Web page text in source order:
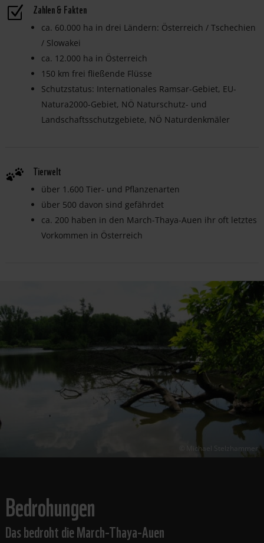
Z Zahlen & Fakten
ca. 60.000 ha in drei Ländern: Österreich / Tschechien
/ Slowakei
ca. 12.000 ha in Österreich
150 km frei fließende Flüsse
Schutzstatus: Internationales Ramsar-Gebiet, EU-
Natura2000-Gebiet, NÖ Naturschutz- und
Landschaftsschutzgebiete, NÖ Naturdenkmäler
Tierwelt
über 1.600 Tier- und Pflanzenarten
über 500 davon sind gefährdet
ca. 200 haben in den March-Thaya-Auen ihr oft letztes
Vorkommen in Österreich
Michael Stelzhammer
Bedrohungen
Das bedroht die March-Thaya-Auen